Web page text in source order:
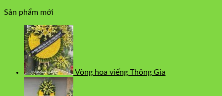
Sản phẩm mới
Vòng hoa viếng Thông Gia